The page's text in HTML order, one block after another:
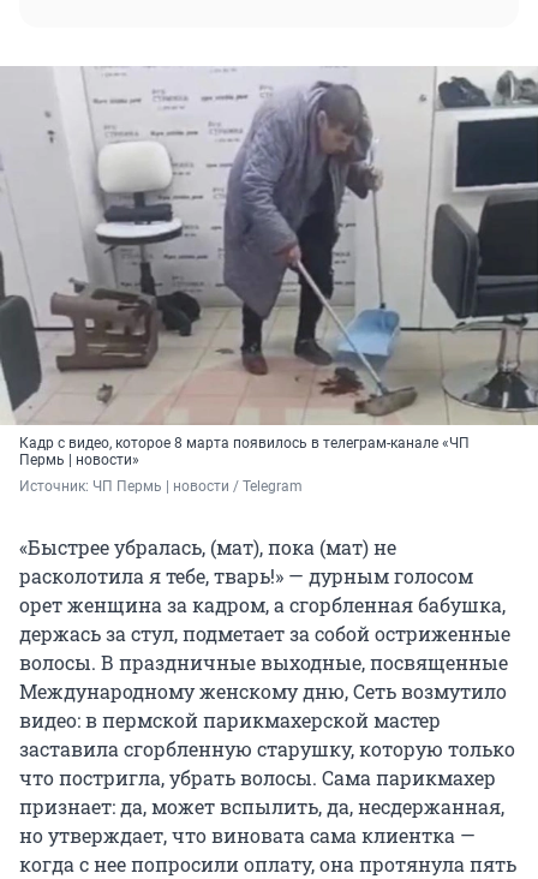
Кадр с видео, которое 8 марта появилось в телеграм-канале «ЧП
Пермь | новости»
Источник: ЧП Пермь | новости / Telegram
«Быстрее убралась, (мат), пока (мат) не
расколотила я тебе, тварь!» — дурным голосом
орет женщина за кадром, а сгорбленная бабушка,
держась за стул, подметает за собой остриженные
волосы. В праздничные выходные, посвященные
Международному женскому дню, Сеть возмутило
видео: в пермской парикмахерской мастер
заставила сгорбленную старушку, которую только
что постригла, убрать волосы. Сама парикмахер
признает: да, может вспылить, да, несдержанная,
но утверждает, что виновата сама клиентка —
когда с нее попросили оплату, она протянула пять